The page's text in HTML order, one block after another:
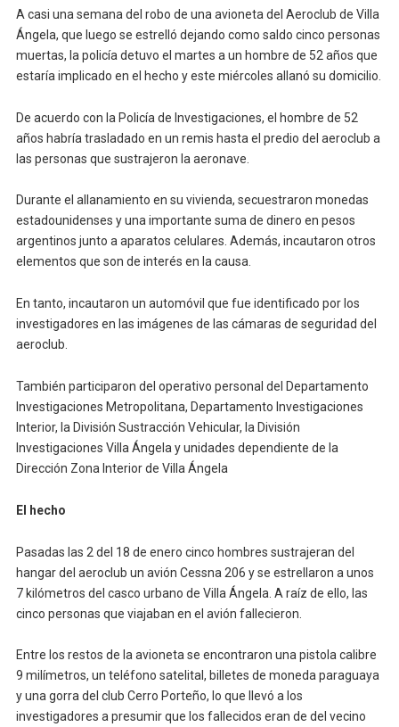
A casi una semana del robo de una avioneta del Aeroclub de Villa
Ángela, que luego se estrelló dejando como saldo cinco personas
muertas, la policía detuvo el martes a un hombre de 52 años que
estaría implicado en el hecho y este miércoles allanó su domicilio.
De acuerdo con la Policía de Investigaciones, el hombre de 52
años habría trasladado en un remis hasta el predio del aeroclub a
las personas que sustrajeron la aeronave.
Durante el allanamiento en su vivienda, secuestraron monedas
estadounidenses y una importante suma de dinero en pesos
argentinos junto a aparatos celulares. Además, incautaron otros
elementos que son de interés en la causa.
En tanto, incautaron un automóvil que fue identificado por los
investigadores en las imágenes de las cámaras de seguridad del
aeroclub.
También participaron del operativo personal del Departamento
Investigaciones Metropolitana, Departamento Investigaciones
Interior, la División Sustracción Vehicular, la División
Investigaciones Villa Ángela y unidades dependiente de la
Dirección Zona Interior de Villa Ángela
El hecho
Pasadas las 2 del 18 de enero cinco hombres sustrajeran del
hangar del aeroclub un avión Cessna 206 y se estrellaron a unos
7 kilómetros del casco urbano de Villa Ángela. A raíz de ello, las
cinco personas que viajaban en el avión fallecieron.
Entre los restos de la avioneta se encontraron una pistola calibre
9 milímetros, un teléfono satelital, billetes de moneda paraguaya
y una gorra del club Cerro Porteño, lo que llevó a los
investigadores a presumir que los fallecidos eran de del vecino